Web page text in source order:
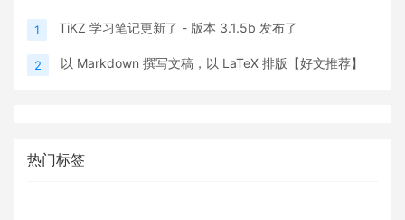
1 TiKZ 学习笔记更新了 - 版本 3.1.5b 发布了
2 以 Markdown 撰写文稿，以 LaTeX 排版【好文推荐】
热门标签